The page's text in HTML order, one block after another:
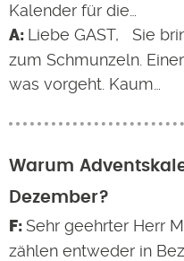
Kalender für die…
Liebe GAST, Sie
zum Schmunzeln.
was vorgeht. Kaum…
Warum
Dezember?
Sehr geehrter Herr
zählen entweder in